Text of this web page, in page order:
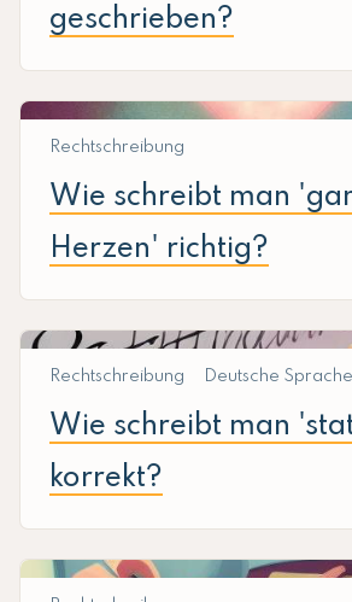
geschrieben?
Rechtschreibung
Wie schreibt man
Herzen' richtig?
Rechtschreibung Deutsche Sprache
Wie schreibt man
korrekt?